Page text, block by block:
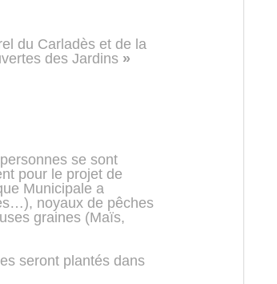
du Carladès et de la
des Jardins »
se sont
pour le projet de
Municipale a
noyaux de pêches
graines (Maïs,
seront plantés dans